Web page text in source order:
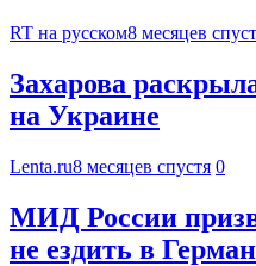
RT на русском8 месяцев
Захарова
на Украине
Lenta.ru8 месяцев спустя 0
МИД России
не ездить в